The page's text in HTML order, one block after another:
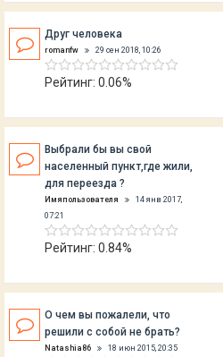
Друг человека
romanfw 29 сен 2018, 10:26
Рейтинг: 0.06%
Выбрали бы вы свой
населенный пункт,где жили,
для переезда ?
Имяпользователя
14 янв 2017,
07:21
Рейтинг: 0.84%
О чем вы пожалели, что
решили с собой не брать?
Natashia86 18 июн 2015, 20:35